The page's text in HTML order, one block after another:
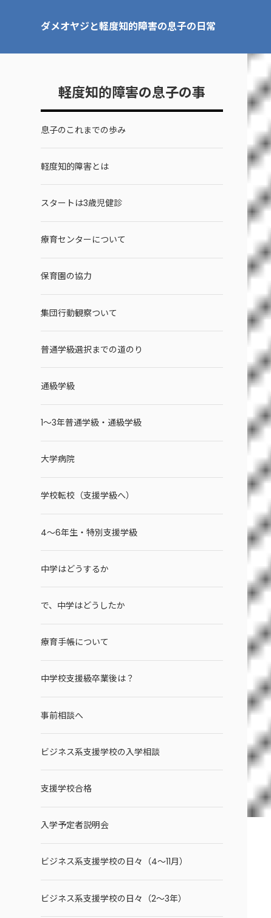
ダメオヤジと軽度知的障害の息子の日常
軽度知的障害の息子の事
息子のこれまでの歩み
軽度知的障害とは
スタートは3歳児健診
療育センターについて
保育園の協力
集団行動観察ついて
普通学級選択までの道のり
通級学級
1～3年普通学級・通級学級
大学病院
学校転校（支援学級へ）
4～6年生・特別支援学級
中学はどうするか
で、中学はどうしたか
療育手帳について
中学校支援級卒業後は？
事前相談へ
ビジネス系支援学校の入学相談
支援学校合格
入学予定者説明会
ビジネス系支援学校の日々（4～11月）
ビジネス系支援学校の日々（2～3年）